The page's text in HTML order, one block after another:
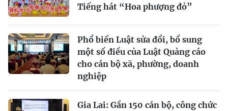
Tiếng hát “Hoa phượng đỏ”
Phổ biến Luật sửa đổi, bổ sung
một số điều của Luật Quảng cáo
cho cán bộ xã, phường, doanh
nghiệp
Gia Lai: Gần 150 cán bộ, công chức